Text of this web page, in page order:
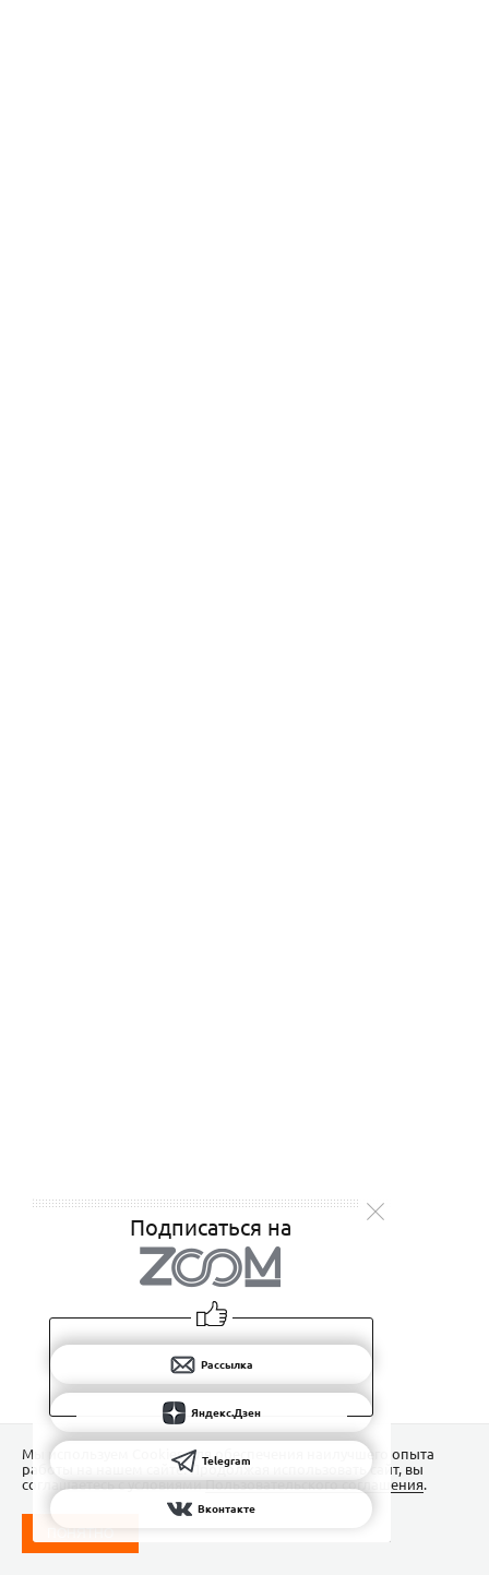
Подписаться на
Рассылка
Яндекс.Дзен
Telegram
Вконтакте
Мы используем Сookies для обеспечения наилучшего опыта
работы на нашем сайте. Продолжая использовать сайт, вы
соглашаетесь с условиямиПользовательского соглашения.
ПОНЯТНО